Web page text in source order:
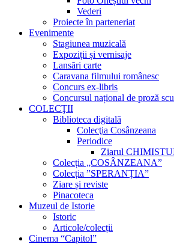
Vederi
Proiecte în parteneriat
Evenimente
Stagiunea muzicală
Expoziții și vernisaje
Lansări carte
Caravana filmului românesc
Concurs ex-libris
Concursul național de proză
COLECŢII
Biblioteca digitală
Colecţia Cosânzeana
Periodice
Ziarul
Colecția „COSÂNZEANA”
Colecția ”SPERANȚIA”
Ziare și reviste
Pinacoteca
Muzeul de Istorie
Istoric
Articole/colecții
Cinema “Capitol”